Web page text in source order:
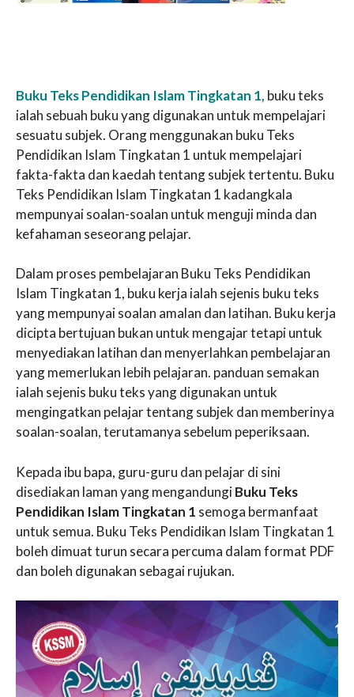
Buku Teks Pendidikan Islam Tingkatan 1, buku teks
ialah sebuah buku yang digunakan untuk mempelajari
sesuatu subjek. Orang menggunakan buku Teks
Pendidikan Islam Tingkatan 1 untuk mempelajari
fakta-fakta dan kaedah tentang subjek tertentu. Buku
Teks Pendidikan Islam Tingkatan 1 kadangkala
mempunyai soalan-soalan untuk menguji minda dan
kefahaman seseorang pelajar.
Dalam proses pembelajaran Buku Teks Pendidikan
Islam Tingkatan 1, buku kerja ialah sejenis buku teks
yang mempunyai soalan amalan dan latihan. Buku kerja
dicipta bertujuan bukan untuk mengajar tetapi untuk
menyediakan latihan dan menyerlahkan pembelajaran
yang memerlukan lebih pelajaran. panduan semakan
ialah sejenis buku teks yang digunakan untuk
mengingatkan pelajar tentang subjek dan memberinya
soalan-soalan, terutamanya sebelum peperiksaan.
Kepada ibu bapa, guru-guru dan pelajar di sini
disediakan laman yang mengandungiBuku Teks
Pendidikan Islam Tingkatan 1 semoga bermanfaat
untuk semua. Buku Teks Pendidikan Islam Tingkatan 1
boleh dimuat turun secara percuma dalam format PDF
dan boleh digunakan sebagai rujukan.